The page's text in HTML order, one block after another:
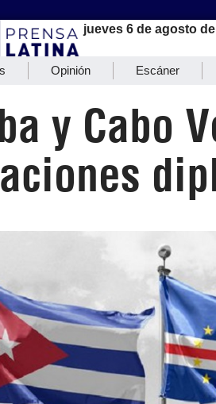
jueves 6 de agosto
Opinión Escáner
y Cabo